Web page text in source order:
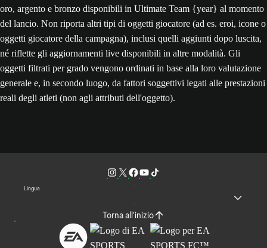
oro, argento e bronzo disponibili in Ultimate Team {year} al momento
del lancio. Non riporta altri tipi di oggetti giocatore (ad es. eroi, icone o
oggetti giocatore della campagna), inclusi quelli aggiunti dopo luscita,
né riflette gli aggiornamenti live disponibili in altre modalità. Gli
oggetti filtrati per grado vengono ordinati in base alla loro valutazione
generale e, in secondo luogo, da fattori soggettivi legati alle prestazioni
reali degli atleti (non agli attributi dell'oggetto).
Lingua
Torna all'inizio